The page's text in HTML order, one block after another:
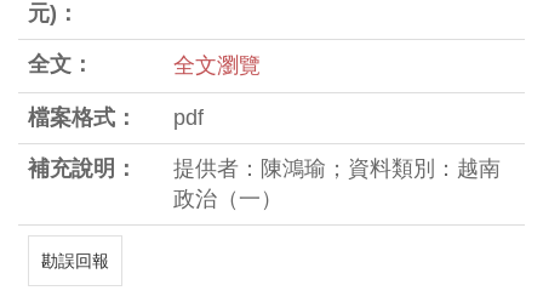
元)：
全文： 全文瀏覽
檔案格式： pdf
補充說明：
提供者：陳鴻瑜；資料類別：越南
政治（一）
勘誤回報